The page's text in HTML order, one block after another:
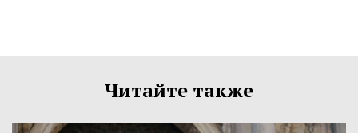
Читайте также